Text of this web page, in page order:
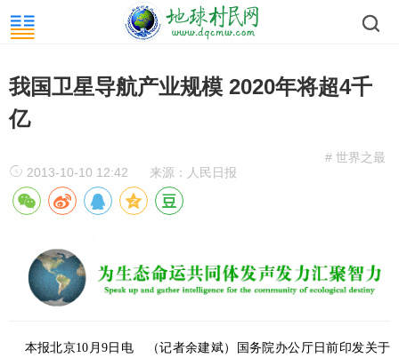
我国卫星导航产业规模 2020年将超4千
亿
# 世界之最
2013-10-10 12:42
来源：人民日报
本报北京10月9日电 （记者余建斌）国务院办公厅日前印发关于